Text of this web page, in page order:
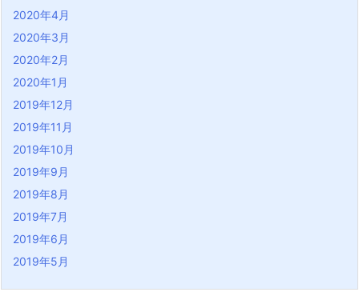
2020年4月
2020年3月
2020年2月
2020年1月
2019年12月
2019年11月
2019年10月
2019年9月
2019年8月
2019年7月
2019年6月
2019年5月